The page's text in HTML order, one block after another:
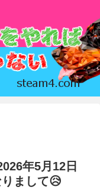
年5月12日
まして😥